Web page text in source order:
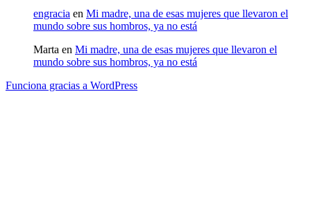
engracia en Mi madre, una de esas mujeres que llevaron el
mundo sobre sus hombros, ya no está
Marta en Mi madre, una de esas mujeres que llevaron el
mundo sobre sus hombros, ya no está
Funciona gracias a WordPress